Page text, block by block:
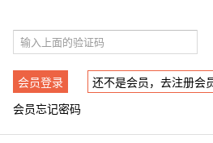
会员登录 还不是会员，去注册会
会员忘记密码